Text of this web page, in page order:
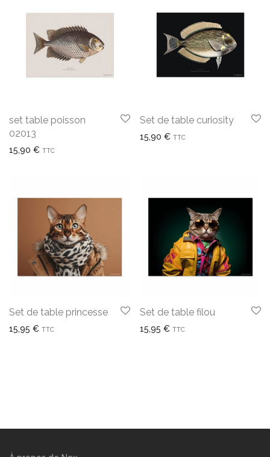
set table poisson
02013
15,90 € TTC
Set de table curiosity
15,90 € TTC
Set de table princesse
15,95 € TTC
Set de table filou
15,95 € TTC